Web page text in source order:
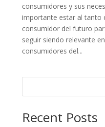
consumidores y sus
importante estar al tanto
consumidor del futuro
seguir siendo relevante
consumidores del...
Recent Posts